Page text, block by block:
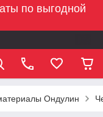
по выгодной
Ондулин